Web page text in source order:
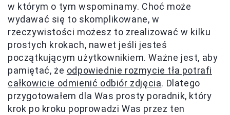
w którym o tym wspominamy. Choć może
wydawać się to skomplikowane, w
rzeczywistości możesz to zrealizować w kilku
prostych krokach, nawet jeśli jesteś
początkującym użytkownikiem. Ważne jest, aby
pamiętać, że odpowiednie rozmycie tła potrafi
całkowicie odmienić odbiór zdjęcia. Dlatego
przygotowałem dla Was prosty poradnik, który
krok po kroku poprowadzi Was przez ten